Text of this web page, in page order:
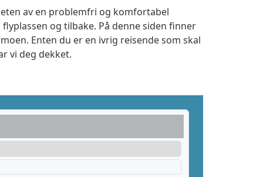
av en problemfri og komfortabel
og tilbake. På denne siden finner
Enten du er en ivrig reisende som skal
vi deg dekket.